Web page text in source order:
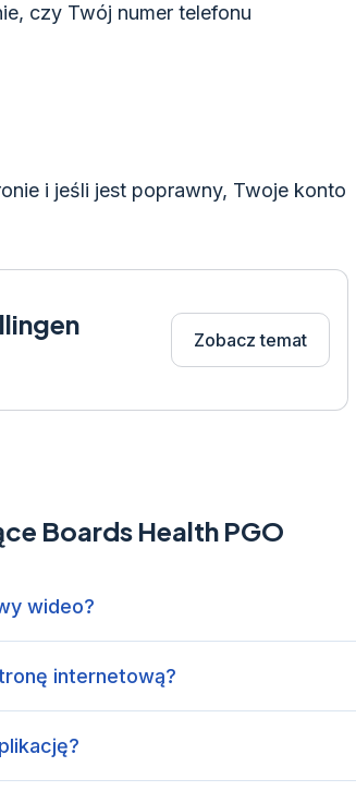
czy Twój numer telefonu
i jeśli jest poprawny, Twoje konto
Zobacz temat
Boards Health PGO
wideo?
internetową?